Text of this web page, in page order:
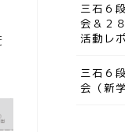
三石６
会＆２
活動レ
三石６
会（新